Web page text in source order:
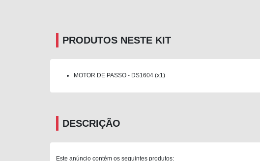
PRODUTOS NESTE KIT
MOTOR DE PASSO - DS1604 (x1)
DESCRIÇÃO
Este anúncio contém os seguintes produtos: